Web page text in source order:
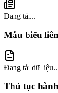
Đang tải...
Mẫu biểu
Đang tải dữ liệu...
Thủ tục